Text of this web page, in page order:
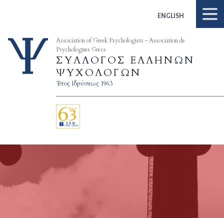
ENGLISH
Association of Greek Psychologists - Association de
Psychologues Grecs
ΣΥΛΛΟΓΟΣ ΕΛΛΗΝΩΝ
ΨΥΧΟΛΟΓΩΝ
Έτος Ιδρύσεως 1963